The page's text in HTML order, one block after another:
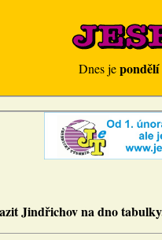
Dnes jepondělí
Jindřichov na dno